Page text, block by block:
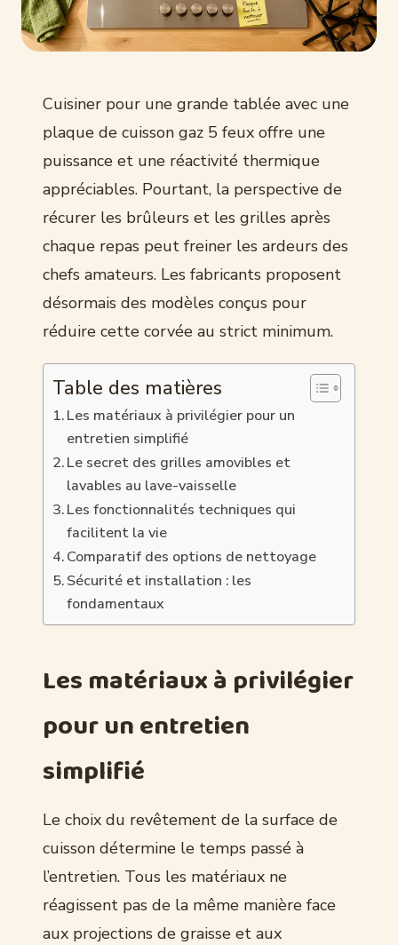
Cuisiner pour une grande tablée avec une
plaque de cuisson gaz 5 feux offre une
puissance et une réactivité thermique
appréciables. Pourtant, la perspective de
récurer les brûleurs et les grilles après
chaque repas peut freiner les ardeurs des
chefs amateurs. Les fabricants proposent
désormais des modèles conçus pour
réduire cette corvée au strict minimum.
Table des matières
Les matériaux à privilégier pour un
entretien simplifié
Le secret des grilles amovibles et
lavables au lave-vaisselle
Les fonctionnalités techniques qui
facilitent la vie
Comparatif des options de nettoyage
Sécurité et installation : les
fondamentaux
Les matériaux à privilégier
pour un entretien
simplifié
Le choix du revêtement de la surface de
cuisson détermine le temps passé à
l’entretien. Tous les matériaux ne
réagissent pas de la même manière face
aux projections de graisse et aux